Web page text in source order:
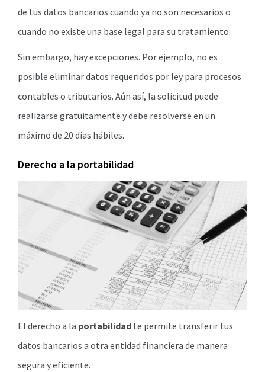
de tus datos bancarios cuando ya no son necesarios o
cuando no existe una base legal para su tratamiento.
Sin embargo, hay excepciones. Por ejemplo, no es
posible eliminar datos requeridos por ley para procesos
contables o tributarios. Aún así, la solicitud puede
realizarse gratuitamente y debe resolverse en un
máximo de 20 días hábiles.
Derecho a la portabilidad
El derecho a la portabilidad te permite transferir tus
datos bancarios a otra entidad financiera de manera
segura y eficiente.